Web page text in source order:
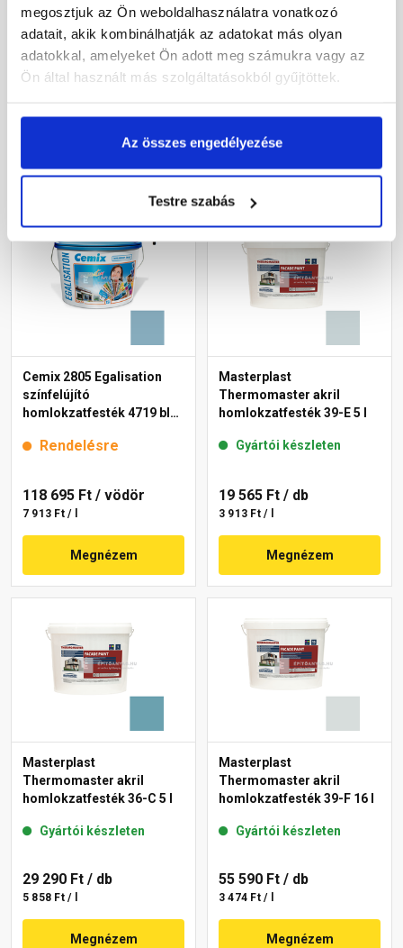
megosztjuk az Ön weboldalhasználatra vonatkozó
adatait, akik kombinálhatják az adatokat más olyan
adatokkal, amelyeket Ön adott meg számukra vagy az
Ön által használt más szolgáltatásokból gyűjtöttek.
Az összes engedélyezése
Testre szabás
diszperziós
homlokzatfesték 6739
intense 15 l
Rendelésre
Megnézem
diszperziós
homlokzatfesték 4745 blue
Rendelésre
Megnézem
Cemix 2805 Egalisation
színfelújító
homlokzatfesték 4719 blue
Rendelésre
118 695 Ft / vödör
7 913 Ft / l
Megnézem
Masterplast
Thermomaster akril
homlokzatfesték 39-E 5 l
Gyártói készleten
19 565 Ft / db
3 913 Ft / l
Megnézem
Masterplast
Thermomaster akril
homlokzatfesték 36-C 5 l
Gyártói készleten
29 290 Ft / db
5 858 Ft / l
Megnézem
Masterplast
Thermomaster akril
homlokzatfesték 39-F 16 l
Gyártói készleten
55 590 Ft / db
3 474 Ft / l
Megnézem